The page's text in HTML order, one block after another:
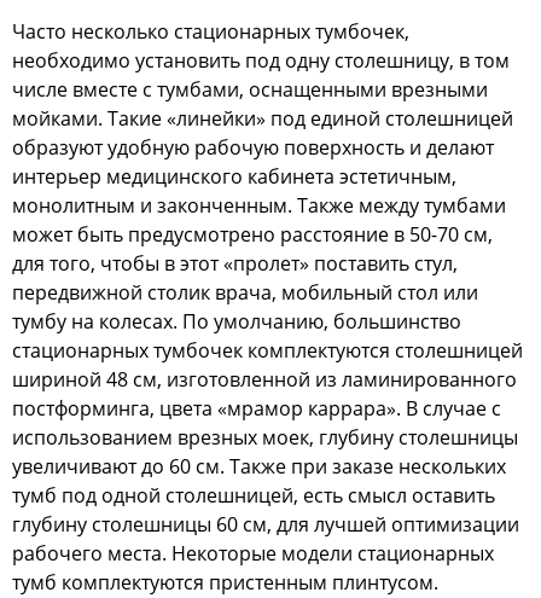
Часто несколько стационарных тумбочек,
необходимо установить под одну столешницу, в том
числе вместе с тумбами, оснащенными врезными
мойками. Такие «линейки» под единой столешницей
образуют удобную рабочую поверхность и делают
интерьер медицинского кабинета эстетичным,
монолитным и законченным. Также между тумбами
может быть предусмотрено расстояние в 50-70 см,
для того, чтобы в этот «пролет» поставить стул,
передвижной столик врача, мобильный стол или
тумбу на колесах. По умолчанию, большинство
стационарных тумбочек комплектуются столешницей
шириной 48 см, изготовленной из ламинированного
постформинга, цвета «мрамор каррара». В случае с
использованием врезных моек, глубину столешницы
увеличивают до 60 см. Также при заказе нескольких
тумб под одной столешницей, есть смысл оставить
глубину столешницы 60 см, для лучшей оптимизации
рабочего места. Некоторые модели стационарных
тумб комплектуются пристенным плинтусом.